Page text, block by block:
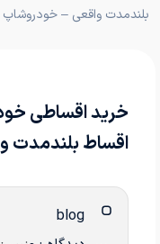
بلندمدت واقعی – خودروشاپ
خرید اقساطی
اقساط بلندمدت